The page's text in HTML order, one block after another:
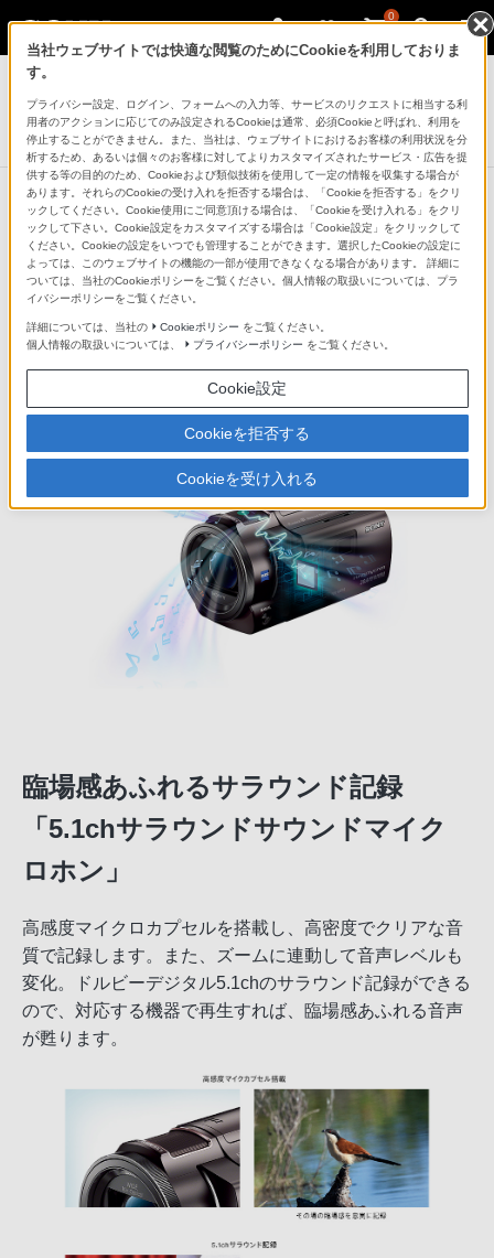
0
デジタルビデオカメラ ハンディカム
デジタル4Kビデオカメラレコーダー
FDR-AXP35
声や音を、さらにクリアに録音する
「アドバンスドサウンドシステム」
新開発のＩＣを搭載し、さらに進んだ高音質技術「アド
バンスドサウンドシステム」を搭載。音質のクオリティ
を、格段に向上させました。美しい映像とともに、クリ
アな音が、思い出をますますリアルに再現します。
臨場感あふれるサラウンド記録
「5.1chサラウンドサウンドマイク
ロホン」
高感度マイクロカプセルを搭載し、高密度でクリアな音
質で記録します。また、ズームに連動して音声レベルも
変化。ドルビーデジタル5.1chのサラウンド記録ができる
ので、対応する機器で再生すれば、臨場感あふれる音声
が甦ります。
当社ウェブサイトでは快適な閲覧のためにCookieを利用しておりま
す。
プライバシー設定、ログイン、フォームへの入力等、サービスのリクエストに相当する利
用者のアクションに応じてのみ設定されるCookieは通常、必須Cookieと呼ばれ、利用を
停止することができません。また、当社は、ウェブサイトにおけるお客様の利用状況を分
析するため、あるいは個々のお客様に対してよりカスタマイズされたサービス・広告を提
供する等の目的のため、Cookieおよび類似技術を使用して一定の情報を収集する場合が
あります。それらのCookieの受け入れを拒否する場合は、「Cookieを拒否する」をクリ
ックしてください。Cookie使用にご同意頂ける場合は、「Cookieを受け入れる」をクリ
ックして下さい。Cookie設定をカスタマイズする場合は「Cookie設定」をクリックして
ください。Cookieの設定をいつでも管理することができます。選択したCookieの設定に
よっては、このウェブサイトの機能の一部が使用できなくなる場合があります。 詳細に
ついては、当社のCookieポリシーをご覧ください。個人情報の取扱いについては、プラ
イバシーポリシーをご覧ください。
詳細については、当社の Cookieポリシー をご覧ください。
個人情報の取扱いについては、
プライバシーポリシー をご覧ください。
Cookie設定
Cookieを拒否する
Cookieを受け入れる